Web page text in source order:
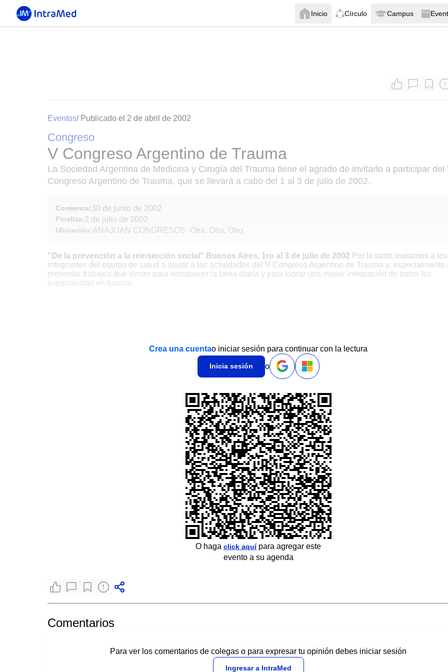
Inicio Círculo Campus
Eventos/ Publicado el 2 de abril de 2002
Congreso
V Congreso Argentino de Trauma
La Sociedad Argentina de Medicina y Cirugía del Trauma tiene el agrado de invitarlo a participar del
Congreso Argentino de Trauma, que se llevará a cabo del 1 al 3 de julio de 2002.
Comienza:30 de junio de 2002
Finaliza:2 de julio de 2002
Ubicación:ANAJUAN CONGRESOS -Otra, Otra, Otro
"De la prevención a la reinserción social" Buenos Aires, 1ro al 3 de julio de 2002 Por lo tanto invitamos a los
integrantes del equipo de salud a asistir a las actividades del V Congreso Argentino de Trauma y, especialmente
presentar trabajos que sirvan para enriquecer la tarea diaria y para lograr una mayor integración de todos los
especialistas en trauma.
Crea una cuentao iniciar sesión para continuar con la lectura
Inicia sesión o
O haga click aquípara agregar este
evento a su agenda
Comentarios
Para ver los comentarios de colegas o para expresar tu opinión debes iniciar sesión
Ingresar a IntraMed